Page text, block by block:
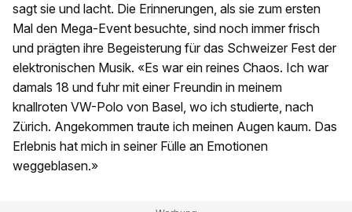
sagt sie und lacht. Die Erinnerungen, als sie zum ersten
Mal den Mega-Event besuchte, sind noch immer frisch
und prägten ihre Begeisterung für das Schweizer Fest der
elektronischen Musik. «Es war ein reines Chaos. Ich war
damals 18 und fuhr mit einer Freundin in meinem
knallroten VW-Polo von Basel, wo ich studierte, nach
Zürich. Angekommen traute ich meinen Augen kaum. Das
Erlebnis hat mich in seiner Fülle an Emotionen
weggeblasen.»